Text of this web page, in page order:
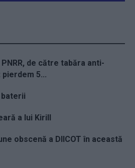
de către tabăra anti-
pierdem 5...
baterii
a lui Kirill
obscenă a DIICOT în această